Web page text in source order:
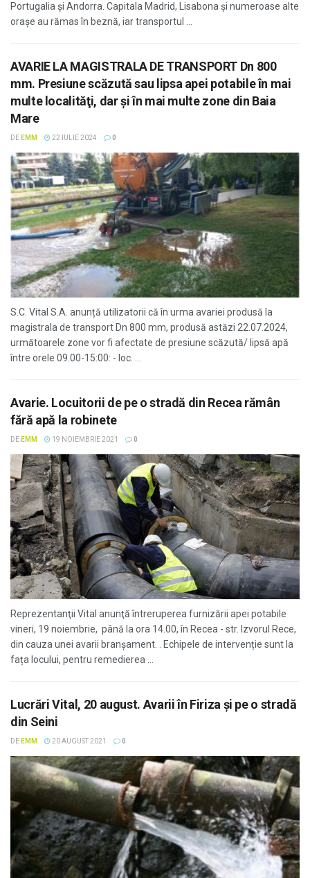
Portugalia și Andorra. Capitala Madrid, Lisabona și numeroase alte
orașe au rămas în beznă, iar transportul ...
AVARIE LA MAGISTRALA DE TRANSPORT Dn 800
mm. Presiune scăzută sau lipsa apei potabile în mai
multe localităţi, dar şi în mai multe zone din Baia
Mare
DE EMM 22 IULIE 2024 0
S.C. Vital S.A. anunță utilizatorii că în urma avariei produsă la
magistrala de transport Dn 800 mm, produsă astăzi 22.07.2024,
următoarele zone vor fi afectate de presiune scăzută/ lipsă apă
între orele 09.00-15:00: - loc. ...
Avarie. Locuitorii de pe o stradă din Recea rămân
fără apă la robinete
DE EMM 19 NOIEMBRIE 2021 0
Reprezentanţii Vital anunţă întreruperea furnizării apei potabile
vineri, 19 noiembrie, până la ora 14.00, în Recea - str. Izvorul Rece,
din cauza unei avarii branșament. . Echipele de intervenție sunt la
fața locului, pentru remedierea ...
Lucrări Vital, 20 august. Avarii în Firiza şi pe o stradă
din Seini
DE EMM 20 AUGUST 2021 0